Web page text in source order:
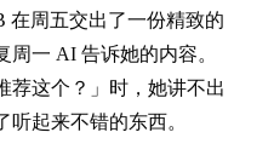
在周五交出了一份精致的
一 AI 告诉她的内容。
荐这个？」时，她讲不出
听起来不错的东西。